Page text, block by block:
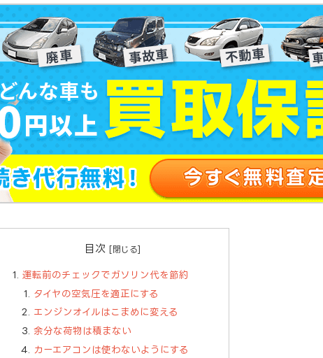
目次
運転前のチェックでガソリン代を節約
タイヤの空気圧を適正にする
エンジンオイルはこまめに変える
余分な荷物は積まない
カーエアコンは使わないようにする